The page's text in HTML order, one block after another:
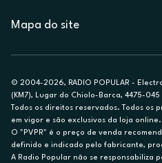
Mapa do site
© 2004-2026, RADIO POPULAR -
(KM7), Lugar do Chiolo-Barca, 4475-
Todos os direitos reservados. Todos os
em vigor e são exclusivos da loja online.
O "PVPR" é o preço de venda
definido e indicado pelo fabricante,
A Radio Popular não se responsabiliza